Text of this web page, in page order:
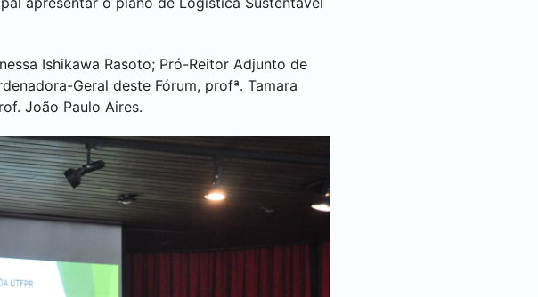
Ishikawa Rasoto; Pró-Reitor Adjunto de
Geral deste Fórum, profª. Tamara
João Paulo Aires.